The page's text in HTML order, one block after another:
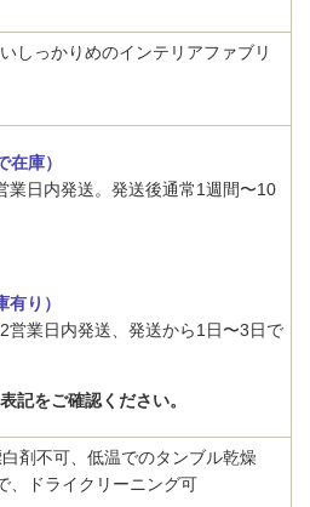
しっかりめのインテリアファブリ
庫）
業日内発送。発送後通常1週間〜10
り）
営業日内発送、発送から1日〜3日で
記をご確認ください。
剤不可、低温でのタンブル乾燥
、ドライクリーニング可